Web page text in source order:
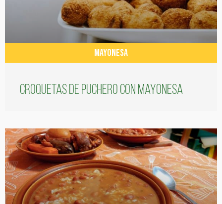
MAYONESA
Croquetas de puchero con Mayonesa